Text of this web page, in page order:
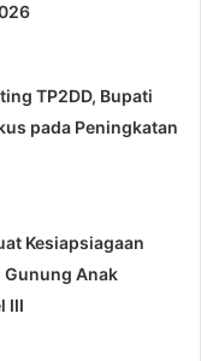
TP2DD, Bupati
pada Peningkatan
Kesiapsiagaan
Gunung Anak
III